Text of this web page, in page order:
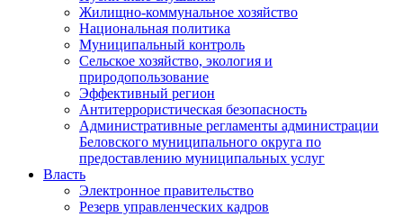
Жилищно-коммунальное хозяйство
Национальная политика
Муниципальный контроль
Сельское хозяйство, экология и
природопользование
Эффективный регион
Антитеррористическая безопасность
Административные регламенты администрации
Беловского муниципального округа по
предоставлению муниципальных услуг
Власть
Электронное правительство
Резерв управленческих кадров